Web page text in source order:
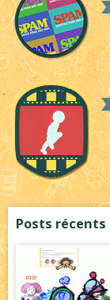
Posts récents